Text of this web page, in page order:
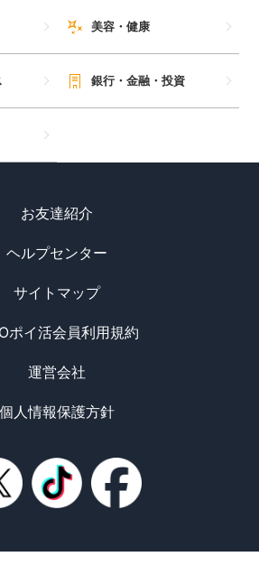
美容・健康
銀行・金融・投資
お友達紹介
ヘルプセンター
サイトマップ
ポイ活会員利用規約
運営会社
個人情報保護方針